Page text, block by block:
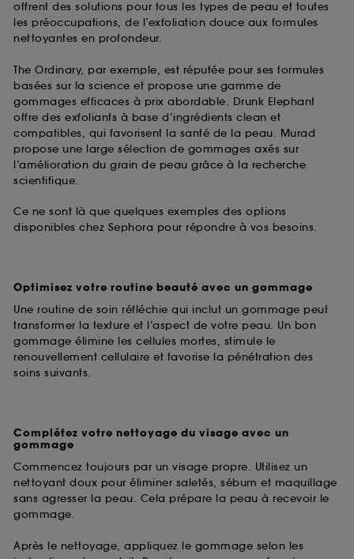
offrent des solutions pour tous les types de peau et toutes
les préoccupations, de l’exfoliation douce aux formules
nettoyantes en profondeur.
The Ordinary, par exemple, est réputée pour ses formules
basées sur la science et propose une gamme de
gommages efficaces à prix abordable. Drunk Elephant
offre des exfoliants à base d’ingrédients clean et
compatibles, qui favorisent la santé de la peau. Murad
propose une large sélection de gommages axés sur
l’amélioration du grain de peau grâce à la recherche
scientifique.
Ce ne sont là que quelques exemples des options
disponibles chez Sephora pour répondre à vos besoins.
Optimisez votre routine beauté avec un gommage
Une routine de soin réfléchie qui inclut un gommage peut
transformer la texture et l’aspect de votre peau. Un bon
gommage élimine les cellules mortes, stimule le
renouvellement cellulaire et favorise la pénétration des
soins suivants.
Complétez votre nettoyage du visage avec un
gommage
Commencez toujours par un visage propre. Utilisez un
nettoyant doux pour éliminer saletés, sébum et maquillage
sans agresser la peau. Cela prépare la peau à recevoir le
gommage.
Après le nettoyage, appliquez le gommage selon les